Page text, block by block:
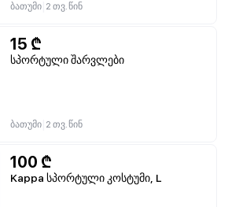
ბათუმი 2 თვ. წინ
15 ₾
სპორტული შარვლები
ბათუმი 2 თვ. წინ
100 ₾
Kappa სპორტული კოსტუმი, L